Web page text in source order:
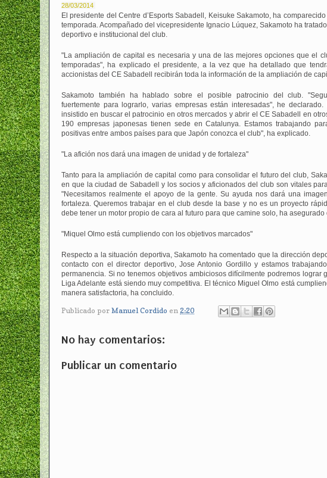
28/03/2014
El presidente del Centre d’Esports Sabadell, Keisuke Sakamoto, ha
temporada. Acompañado del vicepresidente Ignacio Lúquez, Sakamoto ha
deportivo e institucional del club.
"La ampliación de capital es necesaria y una de las mejores opciones que el
temporadas", ha explicado el presidente, a la vez que ha detallado que
accionistas del CE Sabadell recibirán toda la información de la ampliación de
Sakamoto también ha hablado sobre el posible patrocinio del club.
fuertemente para lograrlo, varias empresas están interesadas", he
insistido en buscar el patrocinio en otros mercados y abrir el CE Sabadell en
190 empresas japonesas tienen sede en Catalunya. Estamos trabajando
positivas entre ambos países para que Japón conozca el club", ha explicado.
"La afición nos dará una imagen de unidad y de fortaleza"
Tanto para la ampliación de capital como para consolidar el futuro del club,
en que la ciudad de Sabadell y los socios y aficionados del club son vitales
"Necesitamos realmente el apoyo de la gente. Su ayuda nos dará una
fortaleza. Queremos trabajar en el club desde la base y no es un proyecto
debe tener un motor propio de cara al futuro para que camine solo, ha asegurado
"Miquel Olmo está cumpliendo con los objetivos marcados"
Respecto a la situación deportiva, Sakamoto ha comentado que la dirección
contacto con el director deportivo, Jose Antonio Gordillo y estamos
permanencia. Si no tenemos objetivos ambiciosos difícilmente podremos
Liga Adelante está siendo muy competitiva. El técnico Miguel Olmo está
manera satisfactoria, ha concluido.
Publicado por Manuel Cordido en 2:20
No hay comentarios:
Publicar un comentario